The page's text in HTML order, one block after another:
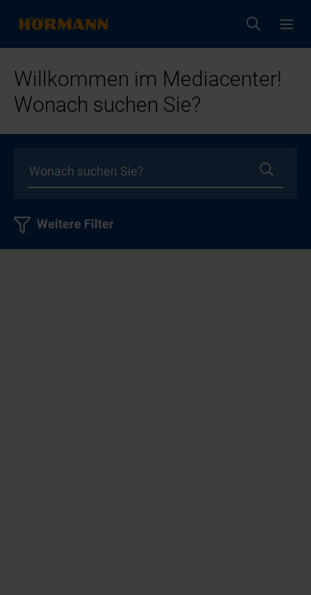
Willkommen im Mediacenter!
Wonach suchen Sie?
Weitere Filter